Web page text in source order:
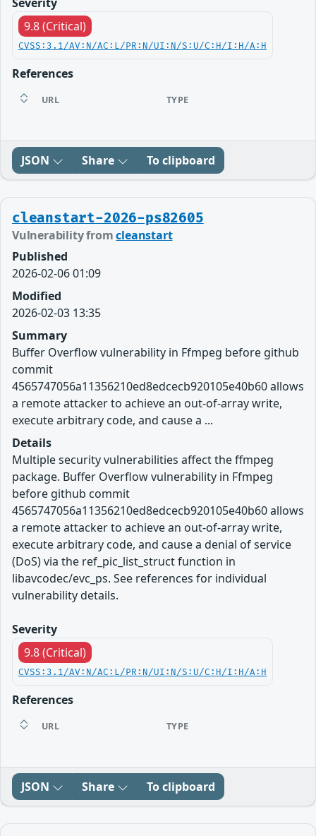
9.8 (Critical)
CVSS:3.1/AV:N/AC:L/PR:N/UI:N/S:U/C:H/I:H/A:H
References
URL TYPE
JSON Share To clipboard
cleanstart-2026-ps82605
Vulnerability fromcleanstart
Published
2026-02-06 01:09
Modified
2026-02-03 13:35
Summary
Buffer Overflow vulnerability in Ffmpeg before github
commit
4565747056a11356210ed8edcecb920105e40b60 allows
a remote attacker to achieve an out-of-array write,
execute arbitrary code, and cause a ...
Details
Multiple security vulnerabilities affect the ffmpeg
package. Buffer Overflow vulnerability in Ffmpeg
before github commit
4565747056a11356210ed8edcecb920105e40b60 allows
a remote attacker to achieve an out-of-array write,
execute arbitrary code, and cause a denial of service
(DoS) via the ref_pic_list_struct function in
libavcodec/evc_ps. See references for individual
vulnerability details.
Severity
9.8 (Critical)
CVSS:3.1/AV:N/AC:L/PR:N/UI:N/S:U/C:H/I:H/A:H
References
URL TYPE
JSON Share To clipboard